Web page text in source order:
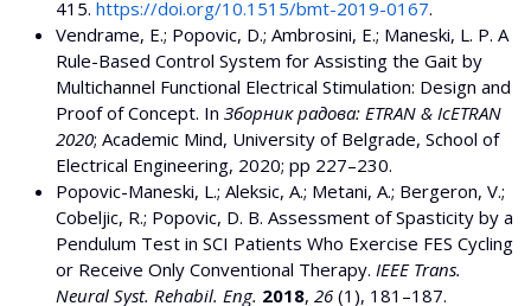
415. https://doi.org/10.1515/bmt-2019-0167.
Vendrame, E.; Popovic, D.; Ambrosini, E.; Maneski, L. P. A
Rule-Based Control System for Assisting the Gait by
Multichannel Functional Electrical Stimulation: Design and
Proof of Concept. In Зборник радова: ETRAN & IcETRAN
2020; Academic Mind, University of Belgrade, School of
Electrical Engineering, 2020; pp 227–230.
Popovic-Maneski, L.; Aleksic, A.; Metani, A.; Bergeron, V.;
Cobeljic, R.; Popovic, D. B. Assessment of Spasticity by a
Pendulum Test in SCI Patients Who Exercise FES Cycling
or Receive Only Conventional Therapy. IEEE Trans.
Neural Syst. Rehabil. Eng. 2018, 26 (1), 181–187.